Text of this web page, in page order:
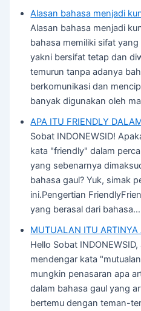
Alasan bahasa menjadi
Alasan bahasa menjadi
bahasa memiliki sifat
yakni bersifat tetap dan
temurun tanpa adanya
berkomunikasi dan
banyak digunakan oleh
APA ITU FRIENDLY
Sobat INDONEWSID!
kata "friendly" dalam
yang sebenarnya
bahasa gaul? Yuk, simak
ini.Pengertian
yang berasal dari bahasa…
MUTUALAN ITU ARTINYA
Hello Sobat
mendengar kata
mungkin penasaran apa
dalam bahasa gaul yang
bertemu dengan teman-